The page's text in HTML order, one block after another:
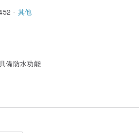
-其他
備防水功能